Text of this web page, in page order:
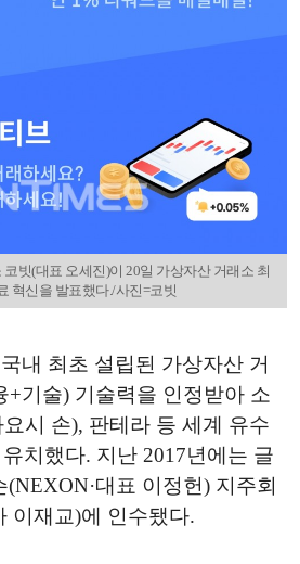
빗(대표 오세진)이 20일 가상자산 거래소 최
혁신을 발표했다./사진=코빗
내 최초 설립된 가상자산 거
+기술) 기술력을 인정받아 소
시 손), 판테라 등 세계 유수
치했다. 지난 2017년에는 글
대표 이정헌) 지주회
이재교)에 인수됐다.